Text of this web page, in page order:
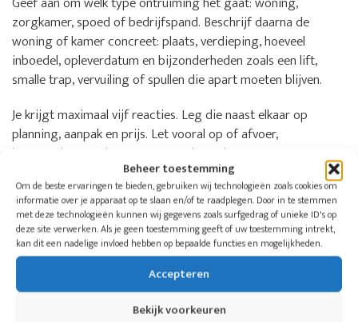
Beheer toestemming
Om de beste ervaringen te bieden, gebruiken wij technologieën zoals cookies om
informatie over je apparaat op te slaan en/of te raadplegen. Door in te stemmen
met deze technologieën kunnen wij gegevens zoals surfgedrag of unieke ID's op
deze site verwerken. Als je geen toestemming geeft of uw toestemming intrekt,
kan dit een nadelige invloed hebben op bepaalde functies en mogelijkheden.
Accepteren
Bekijk voorkeuren
zorgkamer, spoed of bedrijfspand. Beschrijf daarna de
woning of kamer concreet: plaats, verdieping, hoeveel
inboedel, opleverdatum en bijzonderheden zoals een lift,
smalle trap, vervuiling of spullen die apart moeten blijven.
Je krijgt maximaal vijf reacties. Leg die naast elkaar op
planning, aanpak en prijs. Let vooral op of afvoer,
bezemschoon opleveren, eventuele opslag en extra
schoonmaak in de offerte staan.
Wil je weten welke aangesloten bedrijven
in jouw regio kunnen helpen?
Doe één aanvraag voor een woning, zorgkamer of
bedrijfspand. De Woningontruimers koppelt je aan
maximaal vijf ontruimingsbedrijven in jouw regio.